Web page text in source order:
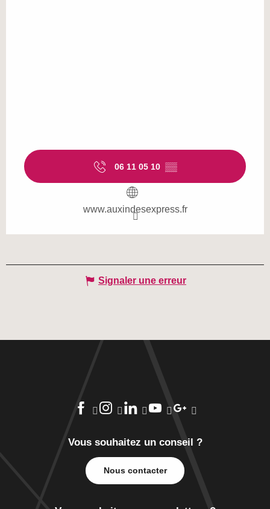
06 11 05 10 ▒▒
www.auxindesexpress.fr
Signaler une erreur
Vous souhaitez un conseil ?
Nous contacter